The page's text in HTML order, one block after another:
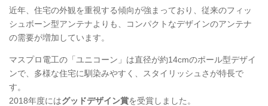
近年、住宅の外観を重視する傾向が強まっており、従来のフィッ
シュボーン型アンテナよりも、コンパクトなデザインのアンテナ
の需要が増加しています。
マスプロ電工の「ユニコーン」は直径が約14cmのポール型デザイ
ンで、多様な住宅に馴染みやすく、スタイリッシュさが特長で
す。
2018年度にはグッドデザイン賞を受賞しました。